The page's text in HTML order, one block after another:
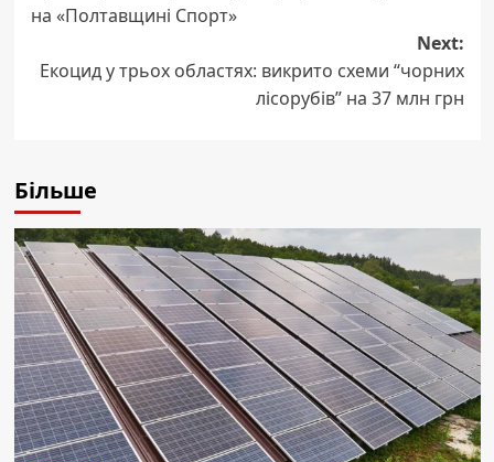
на «Полтавщині Спорт»
Next:
Екоцид у трьох областях: викрито схеми “чорних
лісорубів” на 37 млн грн
Більше